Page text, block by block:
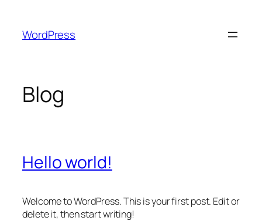
contenu
WordPress
Blog
Hello world!
Welcome to WordPress. This is your first post. Edit or
delete it, then start writing!